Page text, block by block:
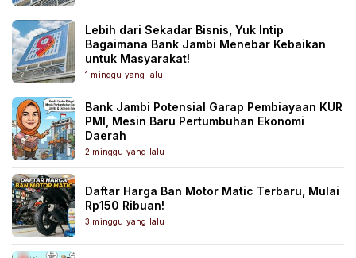
Lebih dari Sekadar Bisnis, Yuk Intip
Bagaimana Bank Jambi Menebar Kebaikan
untuk Masyarakat!
1 minggu yang lalu
Bank Jambi Potensial Garap Pembiayaan KUR
PMI, Mesin Baru Pertumbuhan Ekonomi
Daerah
2 minggu yang lalu
Daftar Harga Ban Motor Matic Terbaru, Mulai
Rp150 Ribuan!
3 minggu yang lalu